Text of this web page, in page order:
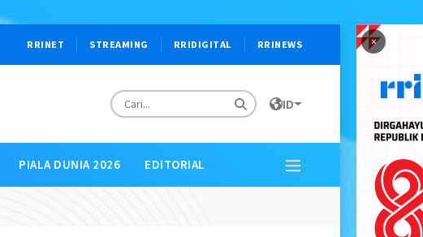
×
RRINET STREAMING RRIDIGITAL RRINEWS
ID
PIALA DUNIA 2026 EDITORIAL